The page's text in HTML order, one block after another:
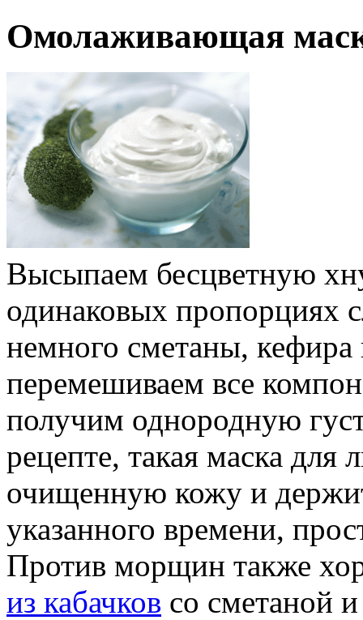
Омолаживающая
Высыпаем бесцветную
одинаковых пропорциях
немного сметаны,
перемешиваем все
получим однородную
рецепте, такая маска для
очищенную кожу и
указанного времени,
Против морщин также
из кабачков со сметаной